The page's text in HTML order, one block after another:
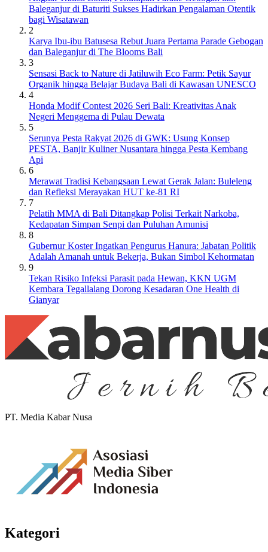
Baleganjur di Baturiti Sukses Hadirkan Pengalaman Otentik
bagi Wisatawan
2
Karya Ibu-ibu Batusesa Rebut Juara Pertama Parade Gebogan
dan Baleganjur di The Blooms Bali
3
Sensasi Back to Nature di Jatiluwih Eco Farm: Petik Sayur
Organik hingga Belajar Budaya Bali di Kawasan UNESCO
4
Honda Modif Contest 2026 Seri Bali: Kreativitas Anak
Negeri Menggema di Pulau Dewata
5
Serunya Pesta Rakyat 2026 di GWK: Usung Konsep
PESTA, Banjir Kuliner Nusantara hingga Pesta Kembang
Api
6
Merawat Tradisi Kebangsaan Lewat Gerak Jalan: Buleleng
dan Refleksi Merayakan HUT ke-81 RI
7
Pelatih MMA di Bali Ditangkap Polisi Terkait Narkoba,
Kedapatan Simpan Senpi dan Puluhan Amunisi
8
Gubernur Koster Ingatkan Pengurus Hanura: Jabatan Politik
Adalah Amanah untuk Bekerja, Bukan Simbol Kehormatan
9
Tekan Risiko Infeksi Parasit pada Hewan, KKN UGM
Kembara Tegallalang Dorong Kesadaran One Health di
Gianyar
PT. Media Kabar Nusa
Kategori